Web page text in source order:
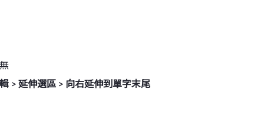
> 延伸選區 > 向右延伸到單字末尾